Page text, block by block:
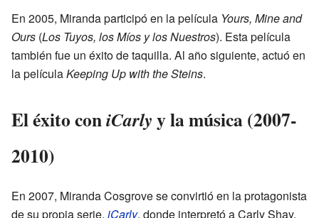
En 2005, Miranda participó en la película Yours, Mine and
Ours (Los Tuyos, los Míos y los Nuestros). Esta película
también fue un éxito de taquilla. Al año siguiente, actuó en
la películaKeeping Up with the Steins.
El éxito coniCarlyy la música (2007-
2010)
En 2007, Miranda Cosgrove se convirtió en la protagonista
de su propia serie, iCarly, donde interpretó a Carly Shay.